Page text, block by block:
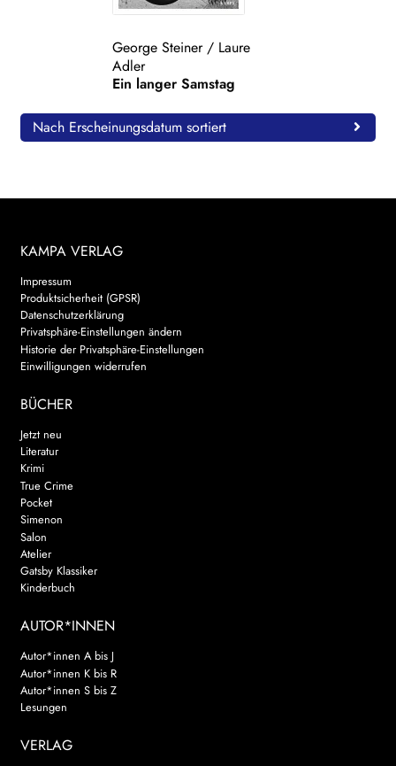
George Steiner/ Laure
Adler
Ein langer Samstag
Nach Erscheinungsdatum sortiert
KAMPA VERLAG
Impressum
Produktsicherheit (GPSR)
Datenschutzerklärung
Privatsphäre-Einstellungen ändern
Historie der Privatsphäre-Einstellungen
Einwilligungen widerrufen
BÜCHER
Jetzt neu
Literatur
Krimi
True Crime
Pocket
Simenon
Salon
Atelier
Gatsby Klassiker
Kinderbuch
AUTOR*INNEN
Autor*innen A bis J
Autor*innen K bis R
Autor*innen S bis Z
Lesungen
VERLAG